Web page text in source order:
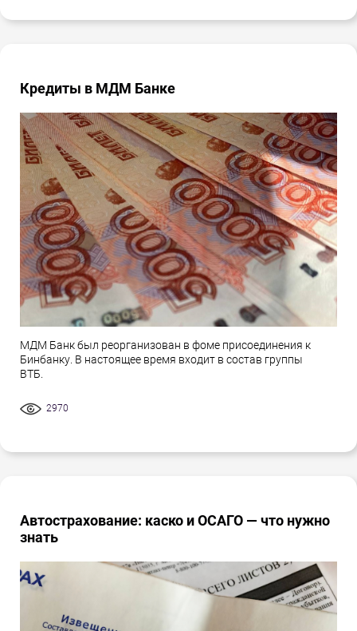
Кредиты в МДМ Банке
МДМ Банк был реорганизован в фоме присоединения к
Бинбанку. В настоящее время входит в состав группы
ВТБ.
2970
Автострахование: каско и ОСАГО — что нужно
знать